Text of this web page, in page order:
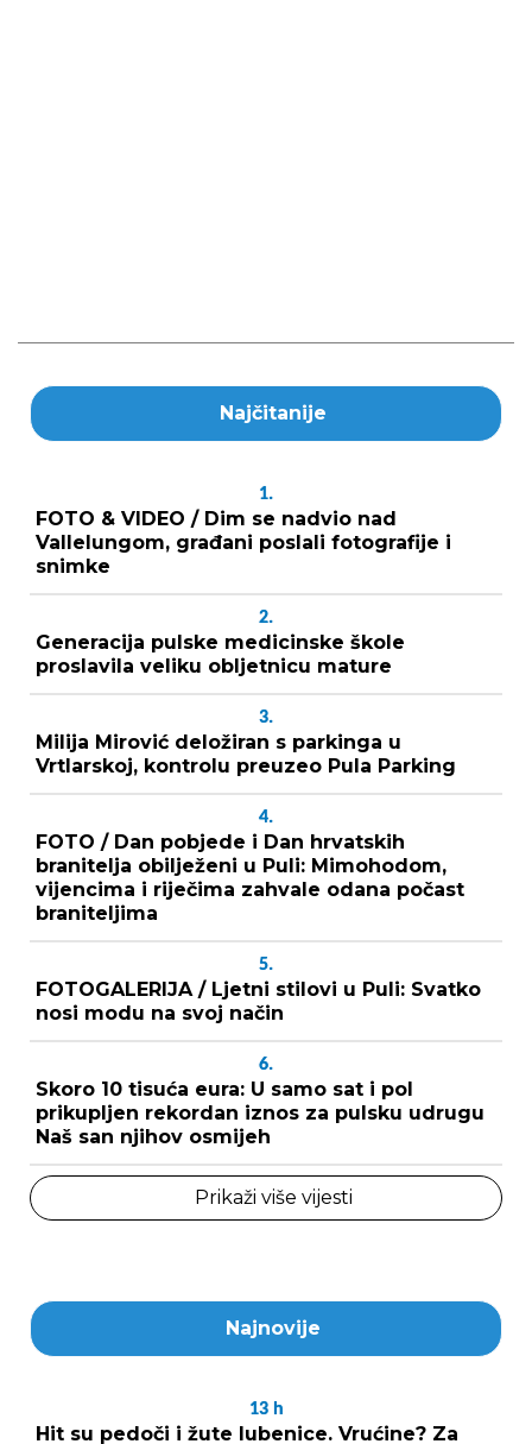
Najčitanije
1.
FOTO & VIDEO / Dim se nadvio nad
Vallelungom, građani poslali fotografije i
snimke
2.
Generacija pulske medicinske škole
proslavila veliku obljetnicu mature
3.
Milija Mirović deložiran s parkinga u
Vrtlarskoj, kontrolu preuzeo Pula Parking
4.
FOTO / Dan pobjede i Dan hrvatskih
branitelja obilježeni u Puli: Mimohodom,
vijencima i riječima zahvale odana počast
braniteljima
5.
FOTOGALERIJA / Ljetni stilovi u Puli: Svatko
nosi modu na svoj način
6.
Skoro 10 tisuća eura: U samo sat i pol
prikupljen rekordan iznos za pulsku udrugu
Naš san njihov osmijeh
Prikaži više vijesti
Najnovije
13 h
Hit su pedoči i žute lubenice. Vrućine? Za